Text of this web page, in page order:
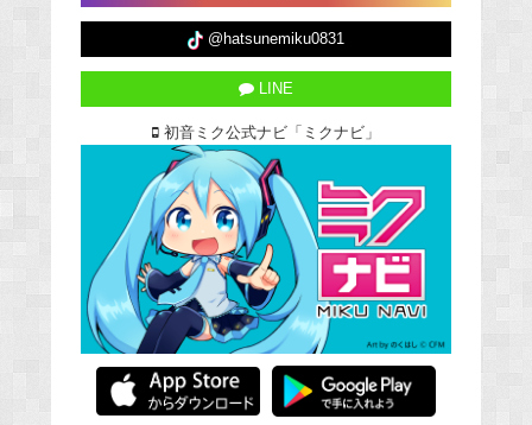
@hatsunemiku0831
LINE
初音ミク公式ナビ「ミクナビ」